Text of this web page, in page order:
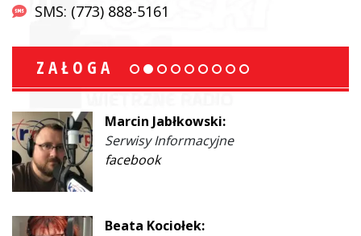
SMS: (773) 888-5161
ZAŁOGA
Marcin Jabłkowski:
Serwisy Informacyjne
facebook
Beata Kociołek: